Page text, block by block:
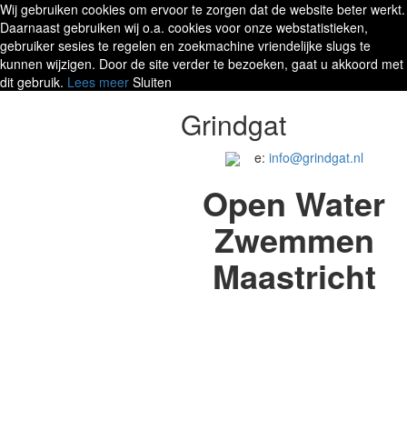
Wij gebruiken cookies om ervoor te zorgen dat de website beter werkt.
Daarnaast gebruiken wij o.a. cookies voor onze webstatistieken,
gebruiker sesies te regelen en zoekmachine vriendelijke slugs te
kunnen wijzigen. Door de site verder te bezoeken, gaat u akkoord met
dit gebruik. Lees meer Sluiten
Grindgat
e: info@grindgat.nl
Open Water
Zwemmen
Maastricht